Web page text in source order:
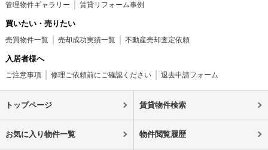
管理物件ギャラリー
賃貸リフォーム事例
買いたい・売りたい
売買物件一覧 売却成功実績一覧 不動産売却査定依頼
入居者様へ
ご注意事項 修理ご依頼前にご確認ください 退去申請フォーム
トップページ 賃貸物件検索
お気に入り物件一覧 物件閲覧履歴